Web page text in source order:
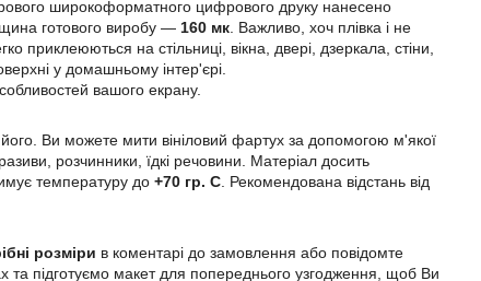
широкоформатного цифрового друку нанесено
готового виробу — 160 мк . Важливо, хоч плівка і не
приклеюються на стільниці, вікна, двері, дзеркала, стіни,
у домашньому інтер'єрі.
вашого екрану.
Ви можете мити вініловий фартух за допомогою м'якої
розчинники, їдкі речовини. Матеріал досить
температуру до +70 гр. С . Рекомендована відстань від
розміри в коментарі до замовлення або повідомте
та підготуємо макет для попереднього узгодження, щоб Ви